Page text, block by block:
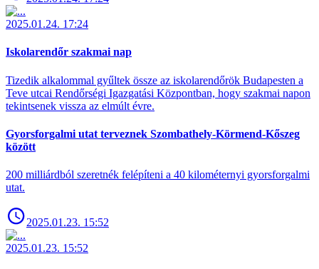
2025.01.24. 17:24
Iskolarendőr szakmai nap
Tizedik alkalommal gyűltek össze az iskolarendőrök Budapesten a
Teve utcai Rendőrségi Igazgatási Központban, hogy szakmai napon
tekintsenek vissza az elmúlt évre.
Gyorsforgalmi utat terveznek Szombathely-Körmend-Kőszeg
között
200 milliárdból szeretnék felépíteni a 40 kilométernyi gyorsforgalmi
utat.
2025.01.23. 15:52
2025.01.23. 15:52